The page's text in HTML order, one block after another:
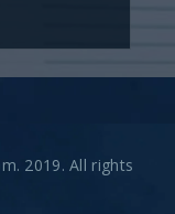
2019. All rights